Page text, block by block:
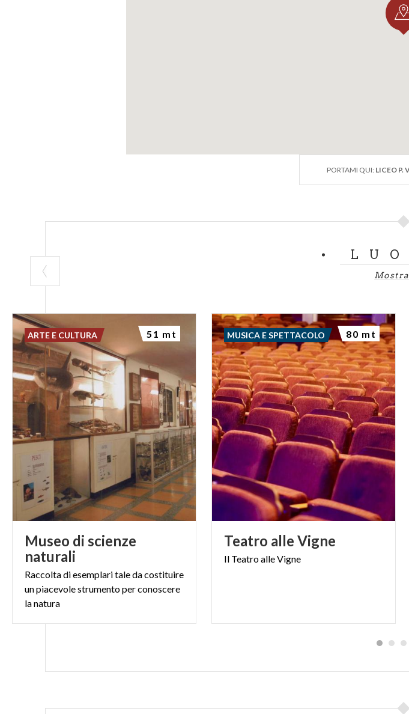
restaurato, recuperati gli affreschi e gli
ristrutturazione degli anni trenta, nell'aula
PORTAMI QUI: LICEO P.
Museo di scienze
naturali
Raccolta di esemplari tale da costituire
un piacevole strumento per conoscere
la natura
ARTE E CULTURA 51 mt
Teatro alle Vigne
Il TeatroalleVigne
MUSICA E SPETTACOLO 80 mt